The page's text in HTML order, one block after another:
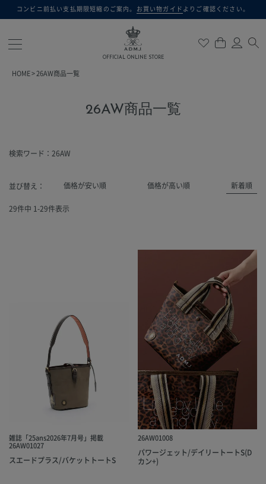
コンビニ前払い支払期限短縮のご案内。 お買い物ガイド よりご確認ください。
OFFICIAL ONLINE STORE
検索
HOME 26AW商品一覧
26AW商品一覧
検索ワード：26AW
並び替え 価格が安い順 価格が高い順 新着順
29件中 1-29件表示
雑誌「25ans2026年7月号」掲載
26AW01027
スエードプラス/バケットトートS
26AW01008
パワージェット/デイリートートS(D
カン+)